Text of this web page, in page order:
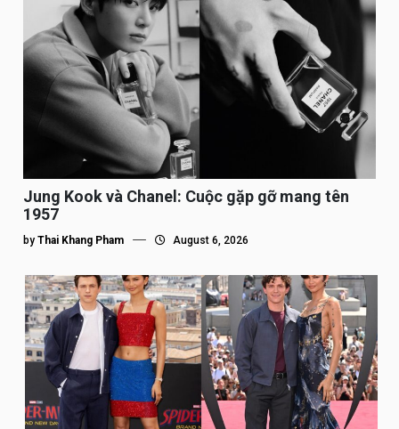
Jung Kook và Chanel: Cuộc gặp gỡ mang tên
1957
by Thai Khang Pham August 6, 2026